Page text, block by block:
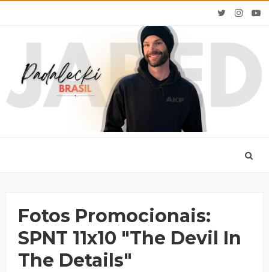
Fotos Promocionais:
SPNT 11x10 "The Devil In
The Details"